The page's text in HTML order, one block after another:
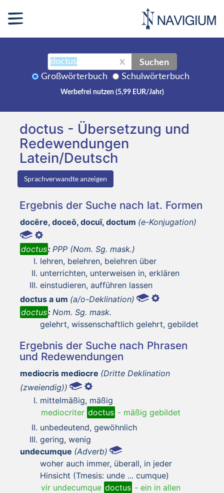
X Suchen
Großwörterbuch Schulwörterbuch
Werbefrei nutzen (5,99 EUR/Jahr)
doctus - Übersetzung und
Redewendungen
Latein/Deutsch
Sprachverwandte anzeigen
Ergebnis der Suche nach lat. Formen
docēre, doceō, docuī, doctum (e-Konjugation)
doctus: PPP (Nom. Sg. mask.)
lehren, belehren, belehren über
unterrichten, unterweisen in, erklären
einstudieren, aufführen lassen
doctus a um (a/o-Deklination)
doctus: Nom. Sg. mask.
gelehrt, wissenschaftlich gelehrt, gebildet
Ergebnis der Suche nach Phrasen
und Redewendungen
mediocris mediocre (Dritte Deklination
(zweiendig))
mittelmäßig, mäßig
mediocriter doctus - mäßig gebildet
unbedeutend, gewöhnlich
gering, wenig
undecumque (Adverb)
woher auch immer, überall, in jeder
Hinsicht (Tmesis: unde ... cumque)
vir undecumque doctus - ein in allen